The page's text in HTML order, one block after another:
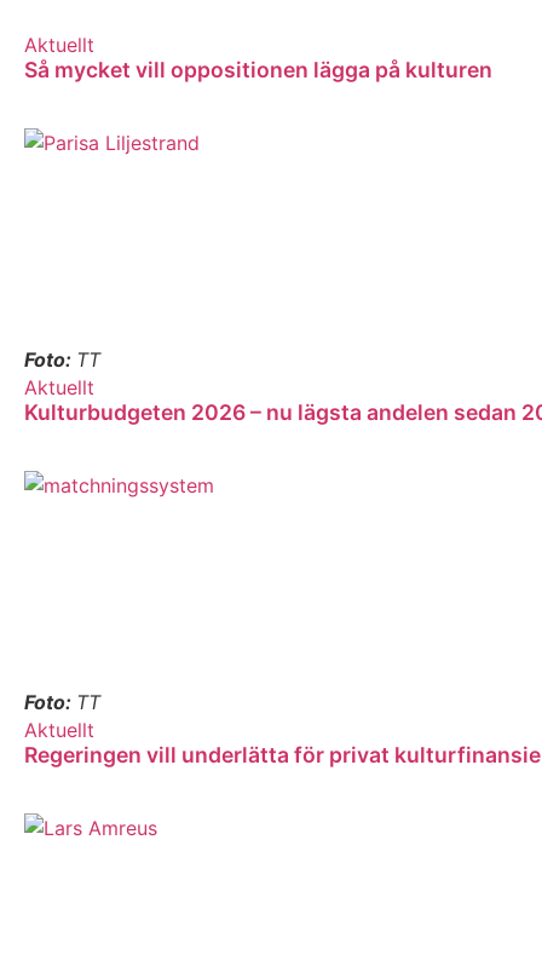
Aktuellt
Så mycket vill oppositionen lägga på kulturen
Foto: TT
Aktuellt
Kulturbudgeten 2026 – nu lägsta andelen sedan
Foto: TT
Aktuellt
Regeringen vill underlätta för privat